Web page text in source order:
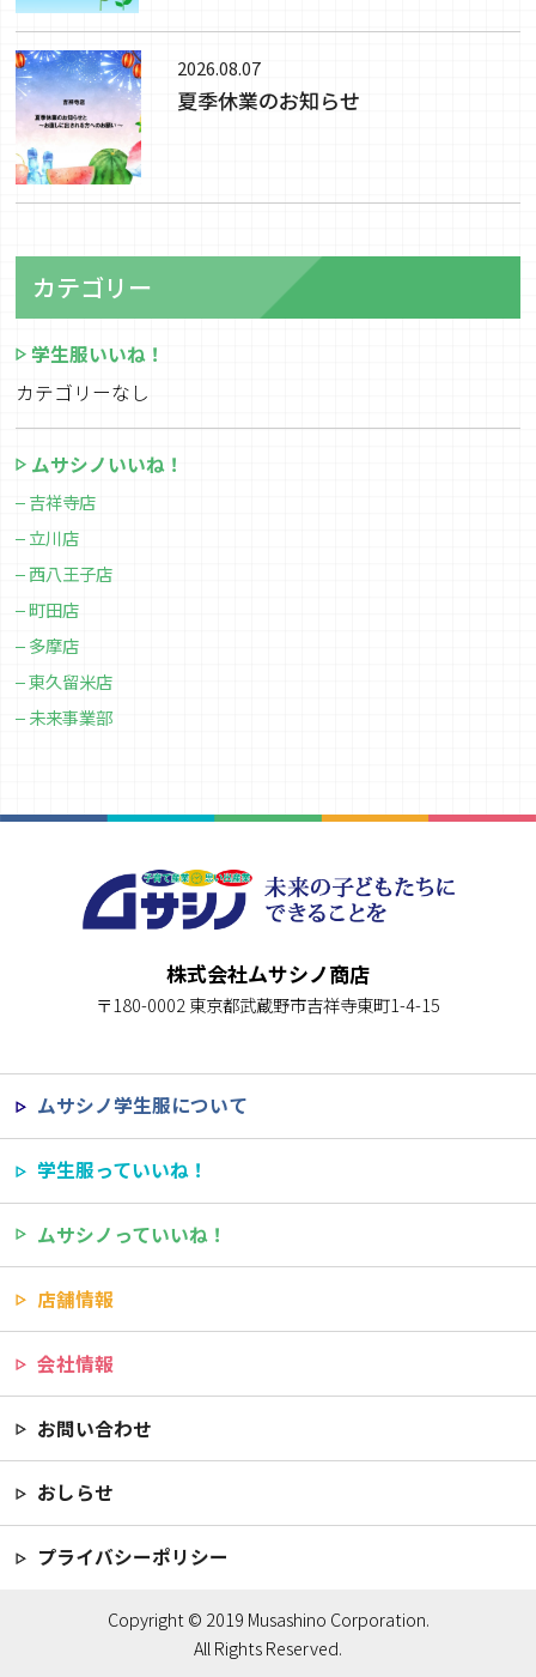
2026.08.07
夏季休業のお知らせ
カテゴリー
学生服いいね！
カテゴリーなし
ムサシノいいね！
吉祥寺店
立川店
西八王子店
町田店
多摩店
東久留米店
未来事業部
株式会社ムサシノ商店
〒180-0002 東京都武蔵野市吉祥寺東町1-4-15
ムサシノ学生服について
学生服っていいね！
ムサシノっていいね！
店舗情報
会社情報
お問い合わせ
おしらせ
プライバシーポリシー
Copyright © 2019 Musashino Corporation.
All Rights Reserved.